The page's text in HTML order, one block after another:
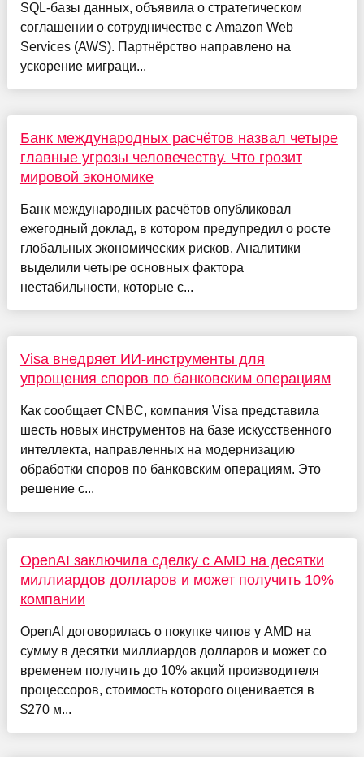
SQL-базы данных, объявила о стратегическом
соглашении о сотрудничестве с Amazon Web
Services (AWS). Партнёрство направлено на
ускорение миграци...
Банк международных расчётов назвал четыре
главные угрозы человечеству. Что грозит
мировой экономике
Банк международных расчётов опубликовал
ежегодный доклад, в котором предупредил о росте
глобальных экономических рисков. Аналитики
выделили четыре основных фактора
нестабильности, которые с...
Visa внедряет ИИ-инструменты для
упрощения споров по банковским операциям
Как сообщает CNBC, компания Visa представила
шесть новых инструментов на базе искусственного
интеллекта, направленных на модернизацию
обработки споров по банковским операциям. Это
решение с...
OpenAI заключила сделку с AMD на десятки
миллиардов долларов и может получить 10%
компании
OpenAI договорилась о покупке чипов у AMD на
сумму в десятки миллиардов долларов и может со
временем получить до 10% акций производителя
процессоров, стоимость которого оценивается в
$270 м...